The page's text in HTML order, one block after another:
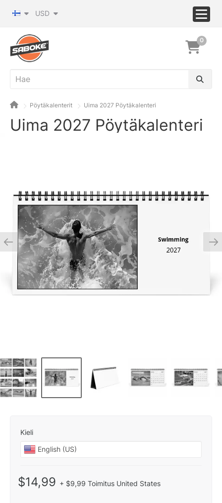
USD
0
Pöytäkalenterit Uima 2027 Pöytäkalenteri
Uima 2027 Pöytäkalenteri
Kieli
$14,99 + $9,99 Toimitus United States